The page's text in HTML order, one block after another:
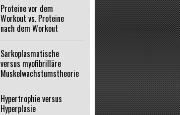
Proteine vor dem
Workout vs. Proteine
nach dem Workout
Sarkoplasmatische
versus myofibrilläre
Muskelwachstumstheorie
Hypertrophie versus
Hyperplasie